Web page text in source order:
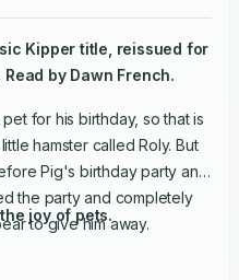
Kipper title, reissued for
by Dawn French.
for his birthday, so that is
hamster called Roly. But
Pig's birthday party and
the party and completely
to give him away.
joy of pets.